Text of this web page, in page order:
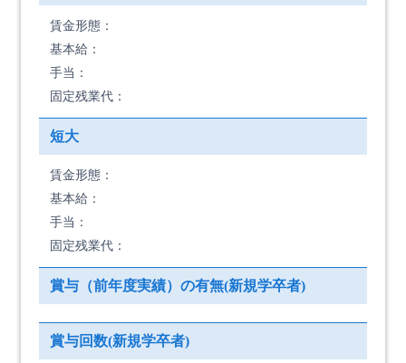
賃金形態：
基本給：
手当：
固定残業代：
短大
賃金形態：
基本給：
手当：
固定残業代：
賞与（前年度実績）の有無(新規学卒者)
賞与回数(新規学卒者)